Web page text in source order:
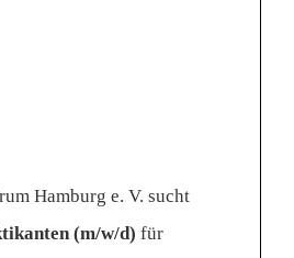
Hamburg e. V. sucht
(m/w/d) für